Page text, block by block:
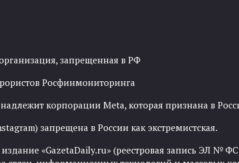
запрещенная в РФ
Росфинмониторинга
корпорации Meta, которая признана в
запрещена в России как экстремистская.
«GazetaDaily.ru» (реестровая запись ЭЛ № ФС